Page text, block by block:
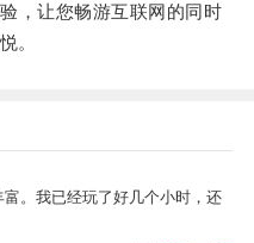
让您畅游互联网的同时
。
。我已经玩了好几个小时，还